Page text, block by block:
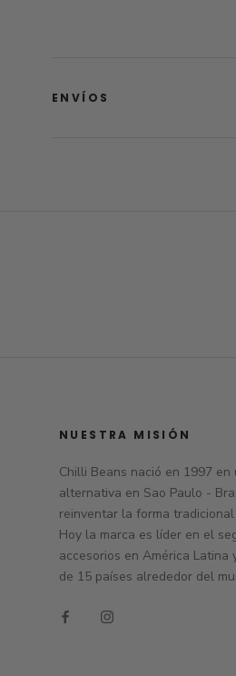
ENVÍOS
NUESTRA MISIÓN
Chilli Beans nació en 1997
alternativa en Sao Paulo -
reinventar la forma
Hoy la marca es líder en el
accesorios en América Latina
de 15 países alrededor del